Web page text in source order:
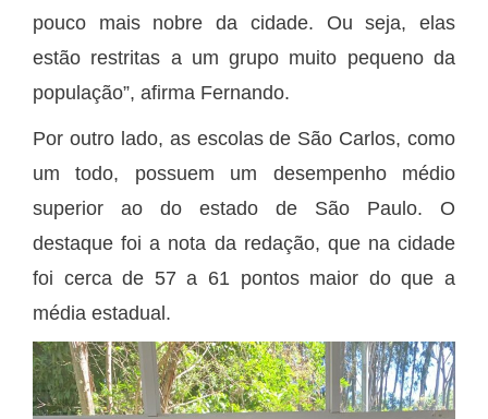
pouco mais nobre da cidade. Ou seja, elas
estão restritas a um grupo muito pequeno da
população”, afirma Fernando.
Por outro lado, as escolas de São Carlos, como
um todo, possuem um desempenho médio
superior ao do estado de São Paulo. O
destaque foi a nota da redação, que na cidade
foi cerca de 57 a 61 pontos maior do que a
média estadual.